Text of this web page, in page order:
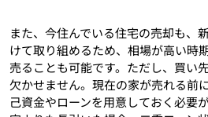
また、今住んでいる住宅の売却も、
けて取り組めるため、相場が高い時
売ることも可能です。ただし、買い
欠かせません。現在の家が売れる前
己資金やローンを用意しておく必要